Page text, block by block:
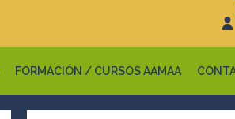
FORMACIÓN / CURSOS AAMAA